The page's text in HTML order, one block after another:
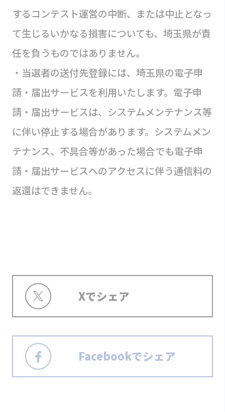
するコンテスト運営の中断、または中止となっ
て生じるいかなる損害についても、埼玉県が責
任を負うものではありません。
・当選者の送付先登録には、埼玉県の電子申
請・届出サービスを利用いたします。電子申
請・届出サービスは、システムメンテナンス等
に伴い停止する場合があります。システムメン
テナンス、不具合等があった場合でも電子申
請・届出サービスへのアクセスに伴う通信料の
返還はできません。
Xでシェア
Facebookでシェア